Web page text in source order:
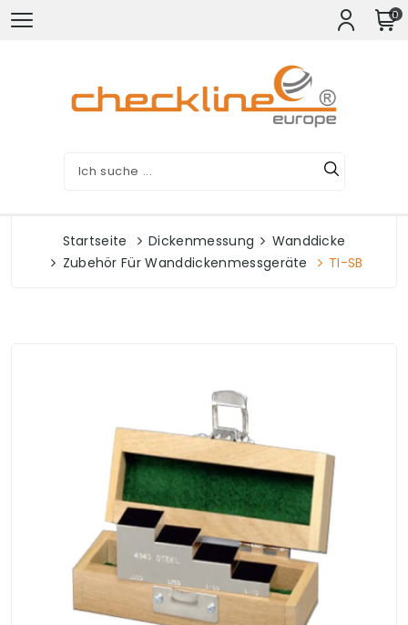
0
Startseite Dickenmessung
Wanddicke
Zubehör Für Wanddickenmessgeräte
TI-SB